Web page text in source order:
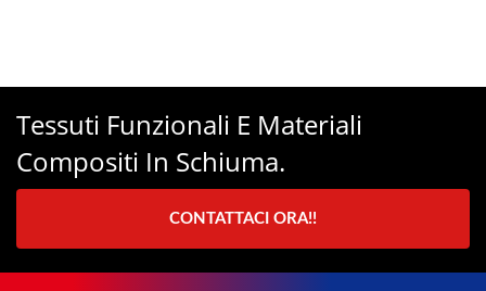
Tessuti Funzionali E Materiali
Compositi In Schiuma.
CONTATTACI ORA!!